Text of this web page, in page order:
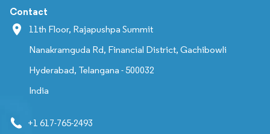
Contact
11th Floor, Rajapushpa Summit
Nanakramguda Rd, Financial District, Gachibowli
Hyderabad, Telangana - 500032
India
+1 617-765-2493